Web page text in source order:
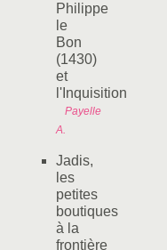
Philippe
le
Bon
(1430)
et
l'Inquisition
Payelle
A.
Jadis,
les
petites
boutiques
à la
frontière